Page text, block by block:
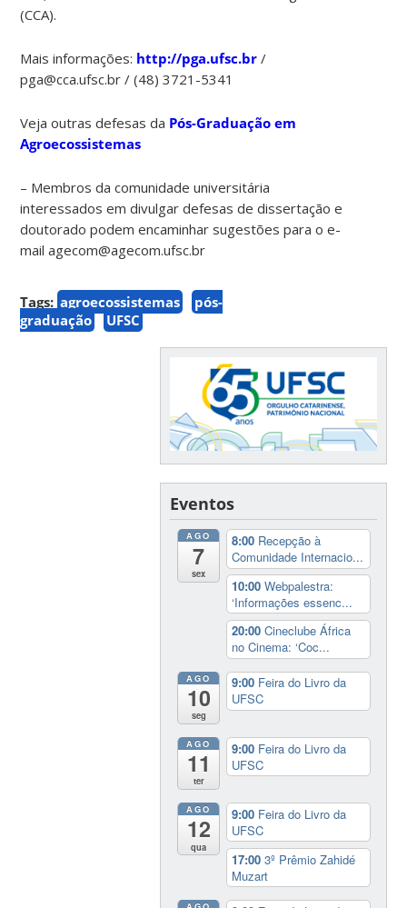
(CCA).
Mais informações: http://pga.ufsc.br /
pga@cca.ufsc.br / (48) 3721-5341
Veja outras defesas da Pós-Graduação em
Agroecossistemas
– Membros da comunidade universitária
interessados em divulgar defesas de dissertação e
doutorado podem encaminhar sugestões para o e-
mail agecom@agecom.ufsc.br
Tags: agroecossistemas
pós-
graduação
UFSC
Eventos
AGO
7
sex
8:00 Recepção à
Comunidade Internacio...
10:00Webpalestra:
‘Informações essenc...
20:00Cineclube África
no Cinema: ‘Coc...
AGO
10
seg
9:00 Feira do Livro da
UFSC
AGO
11
ter
9:00 Feira do Livro da
UFSC
AGO
12
qua
9:00 Feira do Livro da
UFSC
17:003º Prêmio Zahidé
Muzart